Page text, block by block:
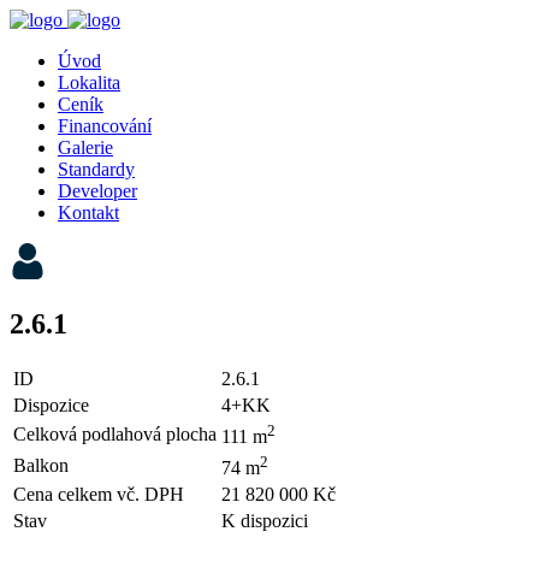
Úvod
Lokalita
Ceník
Financování
Galerie
Standardy
Developer
Kontakt
2.6.1
ID
2.6.1
Dispozice
4+KK
Celková podlahová plocha 111 m2
Balkon 74 m2
Cena celkem vč. DPH
21 820 000 Kč
Stav
K dispozici